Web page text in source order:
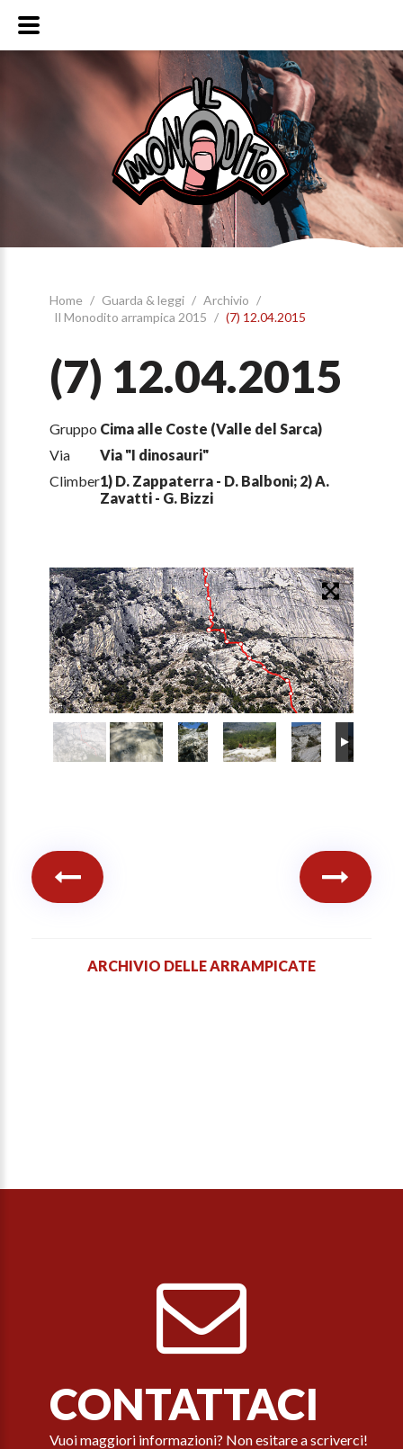
Home / Guarda & leggi / Archivio /
Il Monodito arrampica 2015 / (7) 12.04.2015
(7) 12.04.2015
Gruppo Cima alle Coste (Valle del Sarca)
Via
Via "I dinosauri"
Climber1) D. Zappaterra - D. Balboni; 2) A.
Zavatti - G. Bizzi
ARCHIVIO DELLE ARRAMPICATE
CONTATTACI
Vuoi maggiori informazioni? Non esitare a scriverci!